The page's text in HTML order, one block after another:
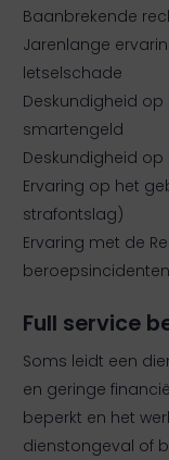
Baanbrekende
Jarenlange
letselschade
Deskundigheid op
smartengeld
Deskundigheid op
Ervaring op het
strafontslag)
Ervaring met de
Full service
Soms leidt een
en geringe
beperkt en het
dienstongeval of